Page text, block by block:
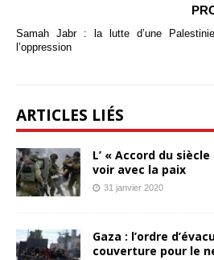
Samah Jabr : la lutte d’une
l’oppression
ARTICLES LIÉS
L’ « Accord du
voir avec la paix
31 janvier 2020
Gaza : l’ordre
couverture pour le